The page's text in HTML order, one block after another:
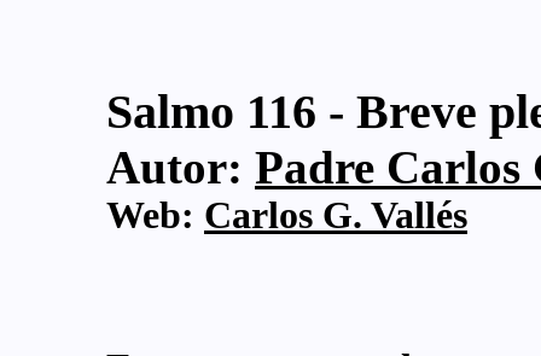
Salmo 116 - Breve
Autor: Padre Carlos
Web: Carlos G. Vallés